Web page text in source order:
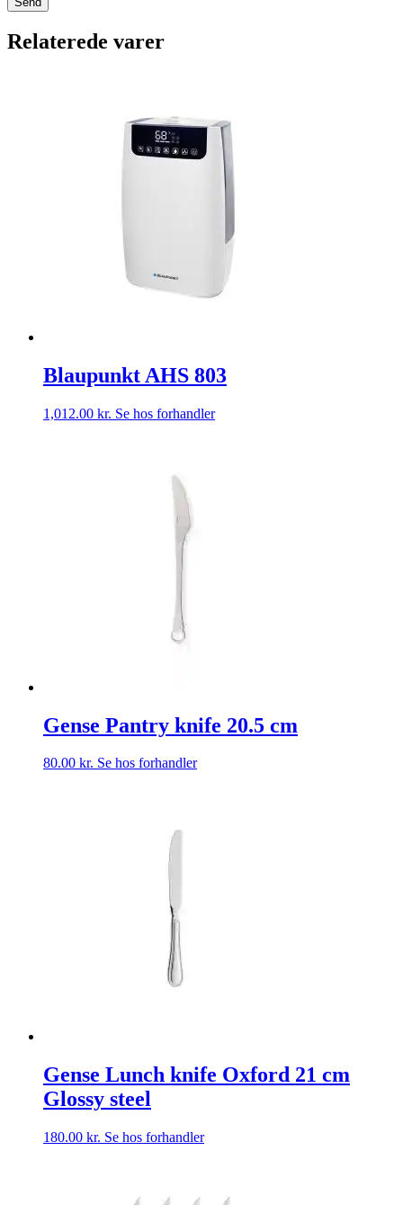
Relaterede varer
Blaupunkt AHS 803
1,012.00 kr. Se hos forhandler
Gense Pantry knife 20.5 cm
80.00 kr. Se hos forhandler
Gense Lunch knife Oxford 21 cm
Glossy steel
180.00 kr. Se hos forhandler